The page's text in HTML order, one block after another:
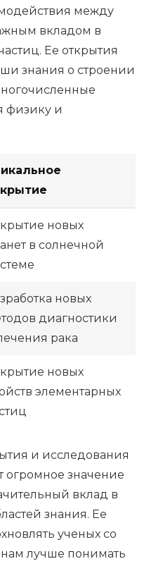
между
вкладом в
Ее открытия
знания о строении
физику и
новых
в солнечной
новых
диагностики
рака
новых
элементарных
и исследования
значение
вклад в
знания. Ее
ученых со
лучше понимать